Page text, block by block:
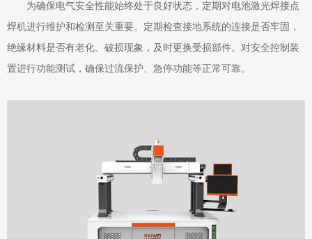
为确保电气安全性能始终处于良好状态，定期对电池激光焊接点
焊机进行维护和检测至关重要。定期检查接地系统的连接是否牢固，
绝缘材料是否有老化、破损现象，及时更换受损部件。对安全控制装
置进行功能测试，确保过流保护、急停功能等正常可靠。